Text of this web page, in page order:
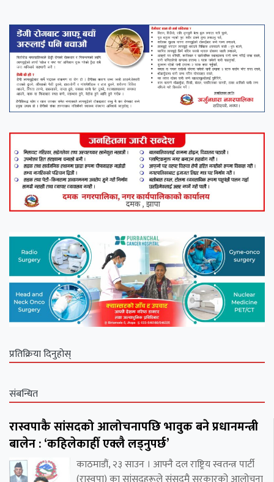
प्रतिक्रिया दिनुहोस्
संबन्धित
रास्वपाकै सांसदको आलोचनापछि भावुक बने प्रधानमन्त्री
बालेन : ‘कहिलेकाहीँ एक्लै लड्नुपर्छ’
काठमाडौं, २३ साउन । आफ्नै दल राष्ट्रिय स्वतन्त्र पार्टी